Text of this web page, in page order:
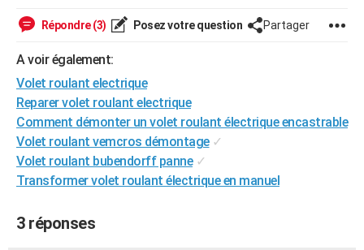
Guides de France
Escapades
Patrimoine
Expositions
Musées
Week-end nature
LIFESTYLE
SANTE
Alimentation
Guide de la santé
Maladies
Médicaments
Sommeil
VOYAGE
Destinations
City break
Voyage nature
Voyage de noces
Forum
Climat
+PHOTO
GUIDES D'ACHAT
BONS PLANS
CARTE DE VOEUX
Répondre (3) Posez votre question Partager
A voir également:
Volet roulant electrique
Reparer volet roulant electrique
Comment démonter un volet roulant électrique encastrable
Volet roulant vemcros démontage ✓
Volet roulant bubendorff panne ✓
Transformer volet roulant électrique en manuel
3 réponses